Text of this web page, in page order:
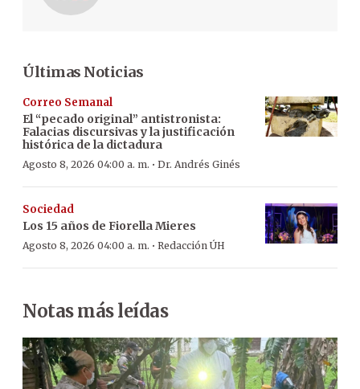
Últimas Noticias
Correo Semanal
El “pecado original” antistronista:
Falacias discursivas y la justificación
histórica de la dictadura
Agosto 8, 2026 04:00 a. m. · Dr. Andrés Ginés
Sociedad
Los 15 años de Fiorella Mieres
Agosto 8, 2026 04:00 a. m. · Redacción ÚH
Notas más leídas